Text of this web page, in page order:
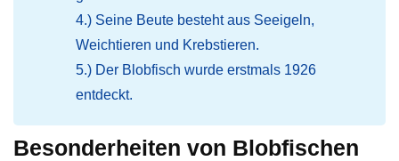
4.) Seine Beute besteht aus Seeigeln,
Weichtieren und Krebstieren.
5.) Der Blobfisch wurde erstmals 1926
entdeckt.
Besonderheiten von Blobfischen